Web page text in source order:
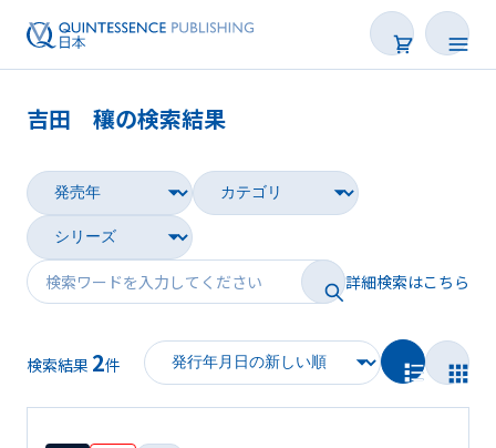
雑誌
映像
電子BOOK
著者一覧
吉田 穰の検索結果
詳細検索はこちら
検索結果 2件